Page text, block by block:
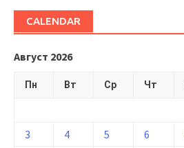
CALENDAR
Август 2026
Пн Вт Ср Чт
3
4 5 6